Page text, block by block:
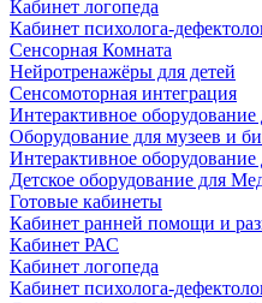
Кабинет логопеда
Кабинет психолога-
Сенсорная Комната
Нейротренажёры для детей
Сенсомоторная интеграция
Интерактивное оборудование
Оборудование для музеев и
Интерактивное оборудование
Детское оборудование для
Готовые кабинеты
Кабинет ранней помощи и
Кабинет РАС
Кабинет логопеда
Кабинет психолога-